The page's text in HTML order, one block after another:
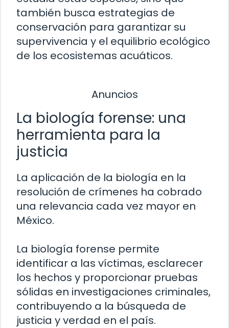
también busca estrategias de
conservación para garantizar su
supervivencia y el equilibrio ecológico
de los ecosistemas acuáticos.
Anuncios
La biología forense: una
herramienta para la
justicia
La aplicación de la biología en la
resolución de crímenes ha cobrado
una relevancia cada vez mayor en
México.
La biología forense permite
identificar a las víctimas, esclarecer
los hechos y proporcionar pruebas
sólidas en investigaciones criminales,
contribuyendo a la búsqueda de
justicia y verdad en el país.